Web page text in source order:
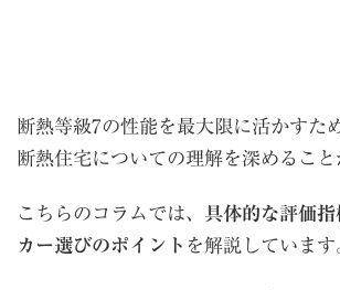
断熱等級7の性能を最大限に活かすた
断熱住宅についての理解を深めること
こちらのコラムでは、 具体的な評価
カー選びのポイント を解説しています